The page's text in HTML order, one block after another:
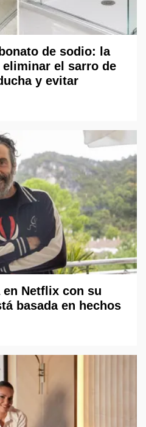
de sodio: la
eliminar el sarro de
y evitar
en Netflix con su
basada en hechos